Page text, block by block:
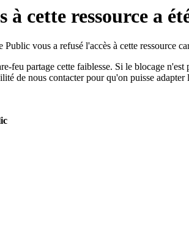
à cette ressource a
vous a refusé l'accès à cette ressource
feu partage cette faiblesse. Si le blocage
de nous contacter pour qu'on puisse adapter